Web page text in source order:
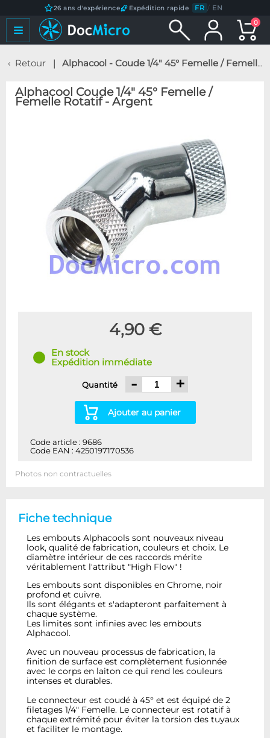
26 ans d'expérience Expédition rapide FR / EN
0
Retour Alphacool - Coude 1/4" 45° Femelle / Femelle Rotatif - Argent
Alphacool Coude 1/4" 45° Femelle /
Femelle Rotatif - Argent
4,90 €
En stock
Expédition immédiate
Quantité - +
Ajouter au panier
Code article : 9686
Code EAN : 4250197170536
Photos non contractuelles
Fiche technique
Les embouts Alphacools sont nouveaux niveau
look, qualité de fabrication, couleurs et choix. Le
diamètre intérieur de ces raccords mérite
véritablement l'attribut "High Flow" !
Les embouts sont disponibles en Chrome, noir
profond et cuivre.
Ils sont élégants et s'adapteront parfaitement à
chaque système.
Les limites sont infinies avec les embouts
Alphacool.
Avec un nouveau processus de fabrication, la
finition de surface est complètement fusionnée
avec le corps en laiton ce qui rend les couleurs
intenses et durables.
Le connecteur est coudé à 45° et est équipé de 2
filetages 1/4" Femelle. Le connecteur est rotatif à
chaque extrémité pour éviter la torsion des tuyaux
et faciliter le montage.